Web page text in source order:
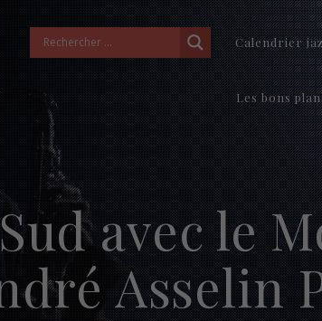
Calendrier
Les bons
avec le
Asselin